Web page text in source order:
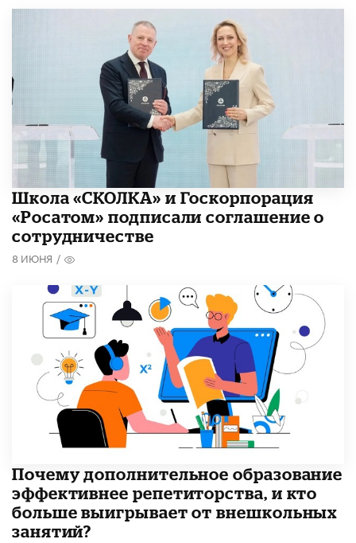
Школа «СКОЛКА» и Госкорпорация
«Росатом» подписали соглашение о
сотрудничестве
8 ИЮНЯ /
​Почему дополнительное образование
эффективнее репетиторства, и кто
больше выигрывает от внешкольных
занятий?